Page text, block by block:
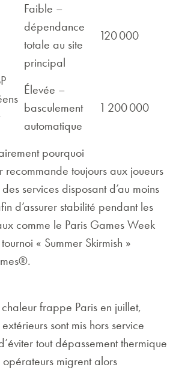
Faible –
dépendance
totale au site
principal
120 000
Élevée –
basculement
automatique
1 200 000
pourquoi
recommande toujours aux joueurs
services disposant d’au moins
d’assurer stabilité pendant les
comme le Paris Games Week
« Summer Skirmish »
frappe Paris en juillet,
sont mis hors service
tout dépassement thermique
migrent alors